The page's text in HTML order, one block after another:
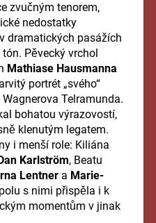
zvučným tenorem,
nedostatky
dramatických pasážích
Pěvecký vrchol
Mathiase Hausmanna
portrét „svého“
Telramunda.
bohatou výrazovostí,
klenutým legatem.
i menší role: Kiliána
Dan Karlström, Beatu
Lentnera Marie-
s nimi přispěla i k
momentům v jinak